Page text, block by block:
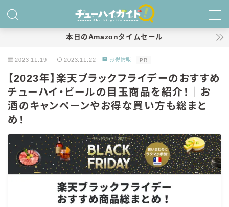
特集！
商品レビュー
キリン
氷結 無糖
本日のAmazonタイムセール
2023.11.19 2023.11.22 お得情報 PR
【2023年】楽天ブラックフライデーのおすすめ
チューハイ・ビールの目玉商品を紹介！｜お
酒のキャンペーンやお得な買い方も総まと
め！